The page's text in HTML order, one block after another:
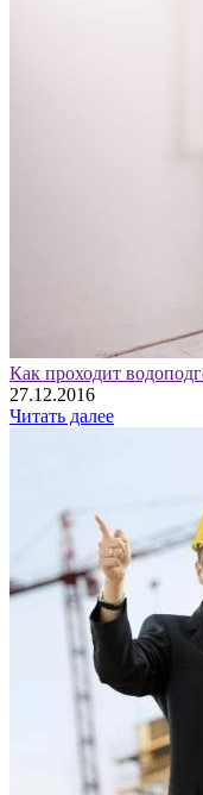
Как проходит
27.12.2016
Читать далее